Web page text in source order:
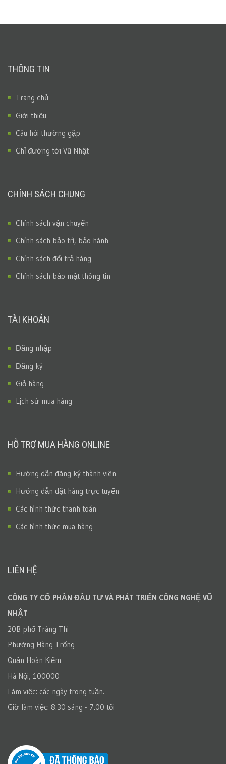
THÔNG TIN
Trang chủ
Giới thiệu
Câu hỏi thường gặp
Chỉ đường tới Vũ Nhật
CHÍNH SÁCH CHUNG
Chính sách vận chuyển
Chính sách bảo trì, bảo hành
Chính sách đổi trả hàng
Chính sách bảo mật thông tin
TÀI KHOẢN
Đăng nhập
Đăng ký
Giỏ hàng
Lịch sử mua hàng
HỖ TRỢ MUA HÀNG ONLINE
Hướng dẫn đăng ký thành viên
Hướng dẫn đặt hàng trực tuyến
Các hình thức thanh toán
Các hình thức mua hàng
LIÊN HỆ
CÔNG TY CỔ PHẦN ĐẦU TƯ VÀ PHÁT TRIỂN CÔNG NGHỆ VŨ
NHẬT
20B phố Tràng Thi
Phường Hàng Trống
Quận Hoàn Kiếm
Hà Nội, 100000
Làm việc: các ngày trong tuần.
Giờ làm việc: 8.30 sáng - 7.00 tối